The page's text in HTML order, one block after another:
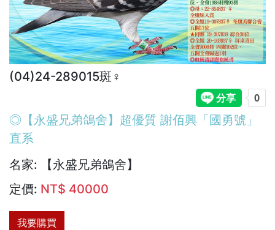
(04)24-289015斑♀︎
◎【永盛兄弟鴿舍】超優質 謝佰興「國勇號」
直系
名家: 【永盛兄弟鴿舍】
定價: NT$ 40000
我要購買